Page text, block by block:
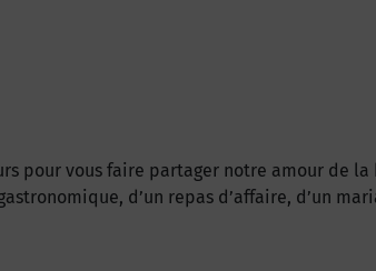
pour vous faire partager notre amour de
d’un repas d’affaire, d’un